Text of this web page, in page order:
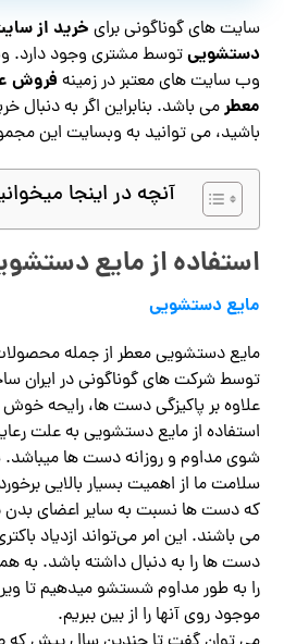
سایت های گوناگونی برای خرید از
دستشوییتوسط مشتری وجود دارد.
وب سایت های معتبر در زمینه فروش
معطرمی باشد. بنابراین اگر به
باشید، می توانید به وبسایت این
آنچه در اینجا
استفاده از مایع
مایع دستشویی
مایع دستشویی معطر از جمله
توسط شرکت های گوناگونی در ایران
علاوه بر پاکیزگی دست ها، رایحه خوش
استفاده از مایع دستشویی به علت
شوی مداوم و روزانه دست ها
سلامت ما از اهمیت بسیار بالایی
که دست ها نسبت به سایر اعضای
می باشند. این امر می‌تواند ازدیاد
دست ها را به دنبال داشته باشد.
را به طور مداوم شستشو میدهیم تا
موجود روی آنها را از بین ببریم.